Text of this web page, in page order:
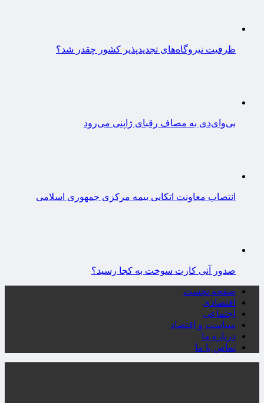
ظرفیت نیروگاه‌های تجدیدپذیر کشور چقدر شد؟
بی‌وای‌دی به مصاف رقبای ژاپنی می‌رود
انتصاب معاونت اتکایی بیمه مرکزی جمهوری اسلامی
صدور آنی کارت سوخت به کجا رسید؟
صفحه نخست
اقتصادی
اجتماعی
سیاست و اقتصاد
درباره ما
تماس با ما